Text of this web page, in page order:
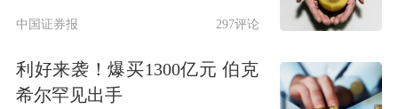
中国证券报 297评论
利好来袭！爆买1300亿元 伯克
希尔罕见出手